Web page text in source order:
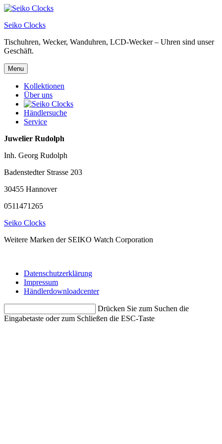
Skip
content
Seiko Clocks
Tischuhren, Wecker, Wanduhren, LCD-Wecker – Uhren sind unser
Geschäft.
Menu
Kollektionen
Über uns
Händlersuche
Service
Juwelier Rudolph
Inh. Georg Rudolph
Badenstedter Strasse 203
30455 Hannover
0511471265
Seiko Clocks
Weitere Marken der SEIKO Watch Corporation
Datenschutzerklärung
Impressum
Händlerdownloadcenter
Drücken Sie zum Suchen die
Eingabetaste oder zum Schließen die ESC-Taste